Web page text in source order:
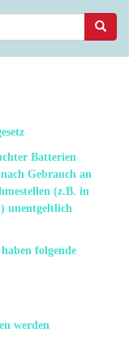
Batterien
Gebrauch an
(z.B. in
unentgeltlich
folgende
werden